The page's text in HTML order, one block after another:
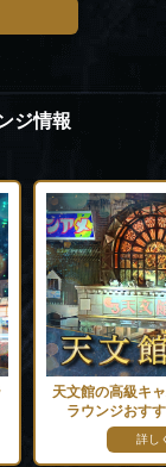
ジ情報
天文館の高級キ
ラウンジおす
詳し